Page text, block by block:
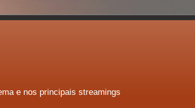
e nos principais streamings